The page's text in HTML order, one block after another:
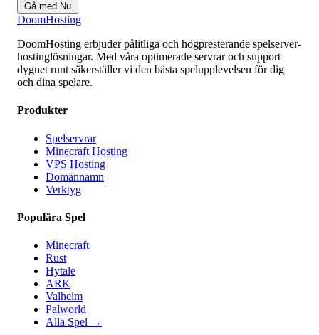
Gå med Nu
DoomHosting
DoomHosting erbjuder pålitliga och högpresterande spelserver-
hostinglösningar. Med våra optimerade servrar och support
dygnet runt säkerställer vi den bästa spelupplevelsen för dig
och dina spelare.
Produkter
Spelservrar
Minecraft Hosting
VPS Hosting
Domännamn
Verktyg
Populära Spel
Minecraft
Rust
Hytale
ARK
Valheim
Palworld
Alla Spel →